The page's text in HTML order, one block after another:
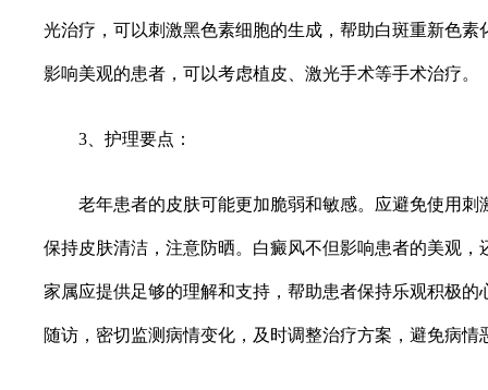
光治疗，可以刺激黑色素细胞的生成，帮助白斑重新色素
影响美观的患者，可以考虑植皮、激光手术等手术治疗。
3、护理要点：
老年患者的皮肤可能更加脆弱和敏感。应避免使用刺
保持皮肤清洁，注意防晒。白癜风不但影响患者的美观，
家属应提供足够的理解和支持，帮助患者保持乐观积极的
随访，密切监测病情变化，及时调整治疗方案，避免病情